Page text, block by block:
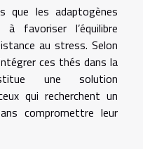
que les adaptogènes
favoriser l’équilibre
au stress. Selon
ces thés dans la
une solution
qui recherchent un
compromettre leur